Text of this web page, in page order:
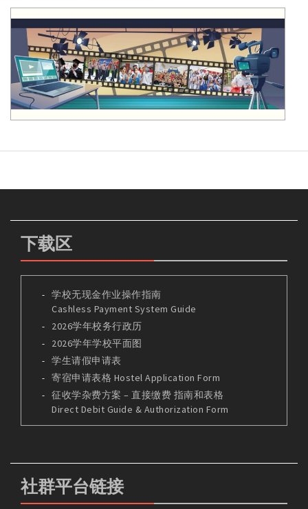
下载区
学校无现金作业操作指南
Cashless Payment System Guide
2026学年校务行政历
2026学年学校平面图
学生请假申请表
寄宿申请表格 Hostel Application Form
征收学杂费方案 – 直接缴费 指南和表格
Direct Debit Guide & Authorization Form
社群平台链接